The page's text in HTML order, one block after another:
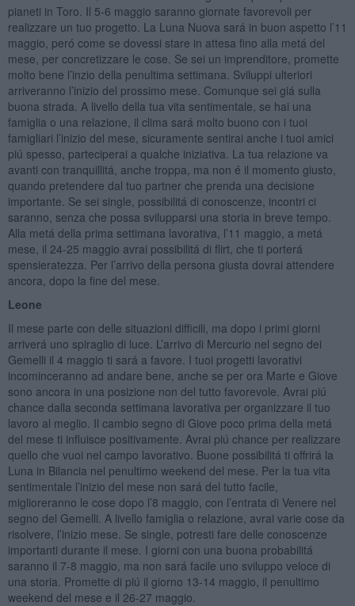
pianeti in Toro. Il 5-6 maggio saranno giornate favorevoli per
realizzare un tuo progetto. La Luna Nuova sará in buon aspetto l’11
maggio, peró come se dovessi stare in attesa fino alla metá del
mese, per concretizzare le cose. Se sei un imprenditore, promette
molto bene l’inzio della penultima settimana. Sviluppi ulteriori
arriveranno l’inizio del prossimo mese. Comunque sei giá sulla
buona strada. A livello della tua vita sentimentale, se hai una
famiglia o una relazione, il clima sará molto buono con i tuoi
famigliari l’inizio del mese, sicuramente sentirai anche i tuoi amici
piú spesso, parteciperai a qualche iniziativa. La tua relazione va
avanti con tranquillitá, anche troppa, ma non é il momento giusto,
quando pretendere dal tuo partner che prenda una decisione
importante. Se sei single, possibilitá di conoscenze, incontri ci
saranno, senza che possa svilupparsi una storia in breve tempo.
Alla metá della prima settimana lavorativa, l’11 maggio, a metá
mese, il 24-25 maggio avrai possibilitá di flirt, che ti porterá
spensieratezza. Per l’arrivo della persona giusta dovrai attendere
ancora, dopo la fine del mese.
Leone
Il mese parte con delle situazioni difficili, ma dopo i primi giorni
arriverá uno spiraglio di luce. L’arrivo di Mercurio nel segno dei
Gemelli il 4 maggio ti sará a favore. I tuoi progetti lavorativi
incominceranno ad andare bene, anche se per ora Marte e Giove
sono ancora in una posizione non del tutto favorevole. Avrai piú
chance dalla seconda settimana lavorativa per organizzare il tuo
lavoro al meglio. Il cambio segno di Giove poco prima della metá
del mese ti influisce positivamente. Avrai piú chance per realizzare
quello che vuoi nel campo lavorativo. Buone possibilitá ti offrirá la
Luna in Bilancia nel penultimo weekend del mese. Per la tua vita
sentimentale l’inizio del mese non sará del tutto facile,
miglioreranno le cose dopo l’8 maggio, con l’entrata di Venere nel
segno del Gemelli. A livello famiglia o relazione, avrai varie cose da
risolvere, l’inizio mese. Se single, potresti fare delle conoscenze
importanti durante il mese. I giorni con una buona probabilitá
saranno il 7-8 maggio, ma non sará facile uno sviluppo veloce di
una storia. Promette di piú il giorno 13-14 maggio, il penultimo
weekend del mese e il 26-27 maggio.